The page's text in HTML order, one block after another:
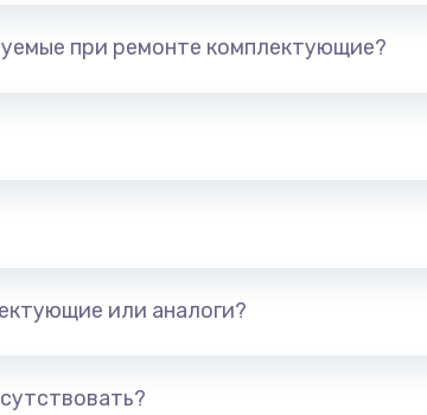
при ремонте комплектующие?
или аналоги?